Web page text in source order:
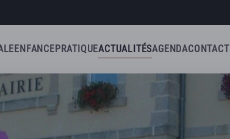
ENFANCEPRATIQUEACTUALITÉSAGENDACONTACT